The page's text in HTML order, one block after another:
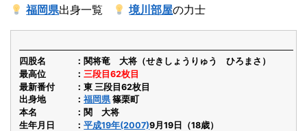
福岡県出身一覧 境川部屋の力士
四股名
関将竜 大将（せきしょうりゅう ひろまさ）
最高位
三段目62枚目
最新番付
東 三段目62枚目
出身地
福岡県篠栗町
本名
関 大将
生年月日
平成19年(2007)9月19日（18歳）